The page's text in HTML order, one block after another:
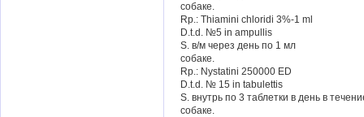
собаке.
Rp.: Thiamini chloridi 3%-1 ml
D.t.d. №5 in ampullis
S. в/м через день по 1 мл
собаке.
Rp.: Nystatini 250000 ED
D.t.d. № 15 in tabulettis
S. внутрь по 3 таблетки в день в
собаке.